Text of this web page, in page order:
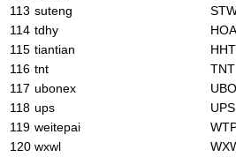
113 suteng
114 tdhy
115 tiantian
116 tnt TNT
117 ubonex
118 ups UPS
119 weitepai
120 wxwl